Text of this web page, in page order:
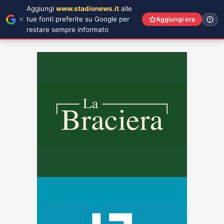
Aggiungi www.stadionews.it alle
tue fonti preferite su Google per
restare sempre informato
Aggiungi ora